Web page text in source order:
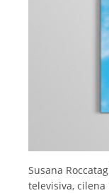
Susana
televisiva,